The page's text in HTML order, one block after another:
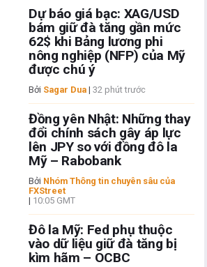
Dự báo giá bạc: XAG/USD
bám giữ đà tăng gần mức
62$ khi Bảng lương phi
nông nghiệp (NFP) của Mỹ
được chú ý
Bởi Sagar Dua| 32 phút trước
Đồng yên Nhật: Những thay
đổi chính sách gây áp lực
lên JPY so với đồng đô la
Mỹ – Rabobank
Bởi Nhóm Thông tin chuyên sâu của
FXStreet
| 10:05 GMT
Đô la Mỹ: Fed phụ thuộc
vào dữ liệu giữ đà tăng bị
kìm hãm – OCBC